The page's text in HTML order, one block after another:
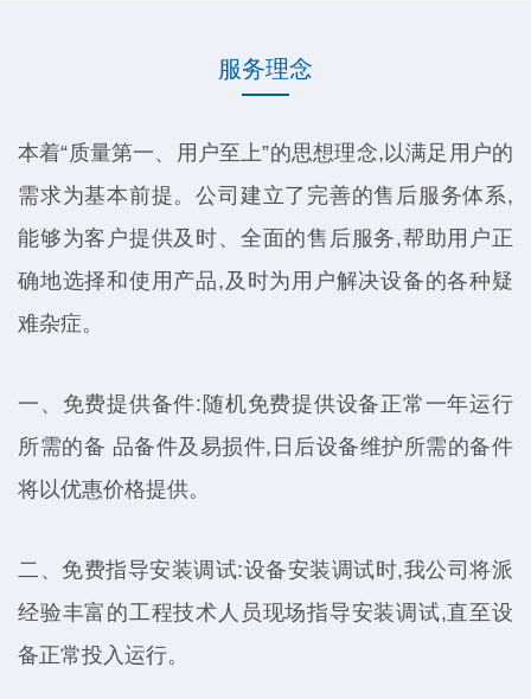
服务理念
本着“质量第一、用户至上”的思想理念,以满足用户的
需求为基本前提。公司建立了完善的售后服务体系,
能够为客户提供及时、全面的售后服务,帮助用户正
确地选择和使用产品,及时为用户解决设备的各种疑
难杂症。
一、免费提供备件:随机免费提供设备正常一年运行
所需的备 品备件及易损件,日后设备维护所需的备件
将以优惠价格提供。
二、免费指导安装调试:设备安装调试时,我公司将派
经验丰富的工程技术人员现场指导安装调试,直至设
备正常投入运行。